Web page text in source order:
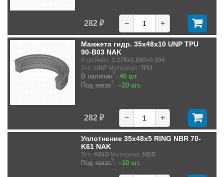
282 ₽ − +
Манжета гидр. 35x48x10 UNP TPU
90-B03 NAK
В дюймах: 1.378x1.890x0.394
Тип: UNP Материал: TPU
В наличии?: 40 шт.
Под заказ?: ~20 шт.
282 ₽ − +
Уплотнение 35x48x5 RING NBR 70-
K61 NAK
Тип: RING Материал: NBR
Под заказ?: ~10 шт.